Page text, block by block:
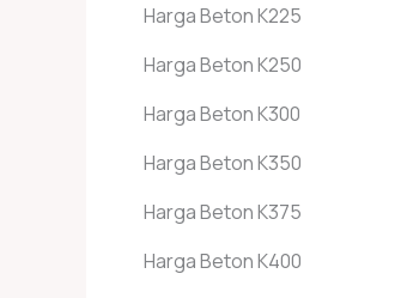
Harga Beton K225
Harga Beton K250
Harga Beton K300
Harga Beton K350
Harga Beton K375
Harga Beton K400